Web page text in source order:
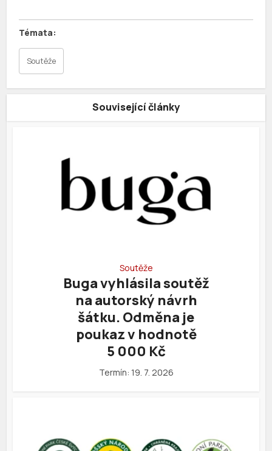
Soutěže
Související články
Soutěže
Buga vyhlásila soutěž
na autorský návrh
šátku. Odměna je
poukaz v hodnotě
5 000 Kč
Termín: 19. 7. 2026